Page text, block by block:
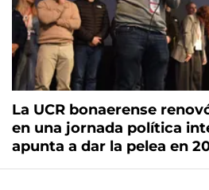
La UCR bonaerense
en una jornada política
apunta a dar la pelea en